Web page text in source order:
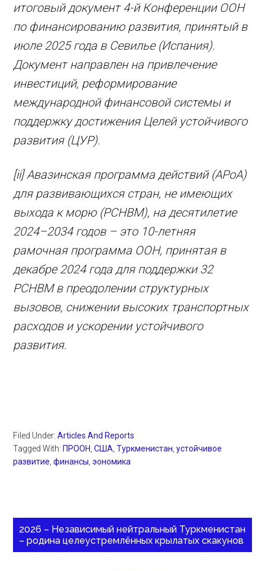
итоговый документ 4-й Конференции ООН
по финансированию развития, принятый в
июле 2025 года в Севилье (Испания).
Документ направлен на привлечение
инвестиций, реформирование
международной финансовой системы и
поддержку достижения Целей устойчивого
развития (ЦУР).
[ii] Авазинская программа действий (APoA)
для развивающихся стран, не имеющих
выхода к морю (РСНВМ), на десятилетие
2024–2034 годов – это 10-летняя
рамочная программа ООН, принятая в
декабре 2024 года для поддержки 32
РСНВМ в преодолении структурных
вызовов, снижении высоких транспортных
расходов и ускорении устойчивого
развития.
Filed Under:Articles And Reports
Tagged With: ПРООН ,США ,Туркменистан ,устойчивое
развитие ,финансы ,эономика
2026 – Независимый нейтральный Туркменистан
– родина целеустремлённых крылатых скакунов